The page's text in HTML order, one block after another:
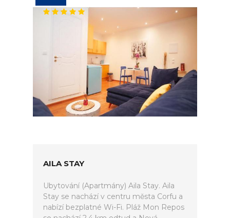
AILA STAY
Ubytování (Apartmány) Aila Stay. Aila
Stay se nachází v centru města Corfu a
nabízí bezplatné Wi-Fi. Pláž Mon Repos